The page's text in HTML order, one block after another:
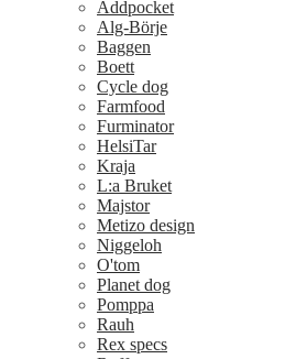
Addpocket
Alg-Börje
Baggen
Boett
Cycle dog
Farmfood
Furminator
HelsiTar
Kraja
L:a Bruket
Majstor
Metizo design
Niggeloh
O'tom
Planet dog
Pomppa
Rauh
Rex specs